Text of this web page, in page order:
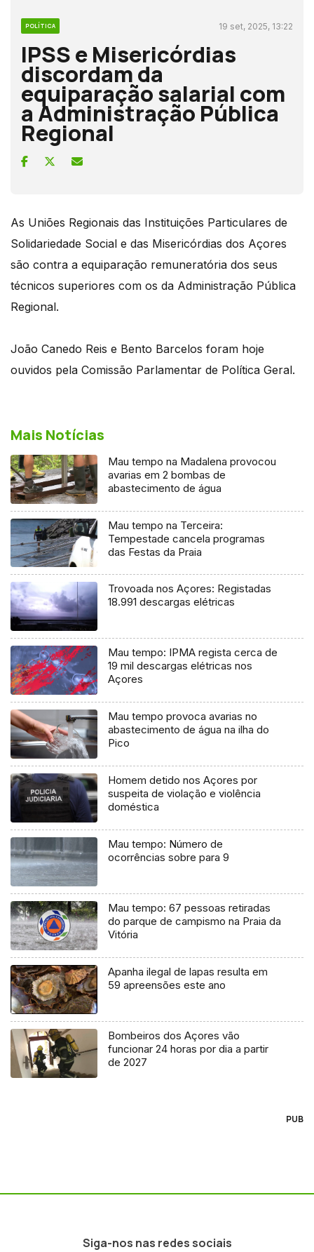
POLÍTICA 19 set, 2025, 13:22
IPSS e Misericórdias
discordam da
equiparação salarial com
a Administração Pública
Regional
As Uniões Regionais das Instituições Particulares de
Solidariedade Social e das Misericórdias dos Açores
são contra a equiparação remuneratória dos seus
técnicos superiores com os da Administração Pública
Regional.
João Canedo Reis e Bento Barcelos foram hoje
ouvidos pela Comissão Parlamentar de Política Geral.
Mais Notícias
Mau tempo na Madalena provocou
avarias em 2 bombas de
abastecimento de água
Mau tempo na Terceira:
Tempestade cancela programas
das Festas da Praia
Trovoada nos Açores: Registadas
18.991 descargas elétricas
Mau tempo: IPMA regista cerca de
19 mil descargas elétricas nos
Açores
Mau tempo provoca avarias no
abastecimento de água na ilha do
Pico
Homem detido nos Açores por
suspeita de violação e violência
doméstica
Mau tempo: Número de
ocorrências sobre para 9
Mau tempo: 67 pessoas retiradas
do parque de campismo na Praia da
Vitória
Apanha ilegal de lapas resulta em
59 apreensões este ano
Bombeiros dos Açores vão
funcionar 24 horas por dia a partir
de 2027
PUB
Siga-nos nas redes sociais